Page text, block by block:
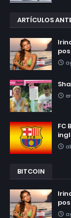
ARTÍCULOS
FC
BITCOIN